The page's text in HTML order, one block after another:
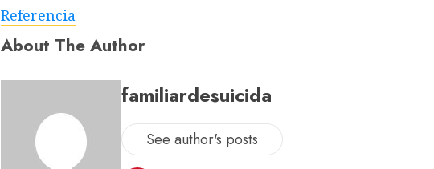
Referencia
About The Author
familiardesuicida
See author's posts